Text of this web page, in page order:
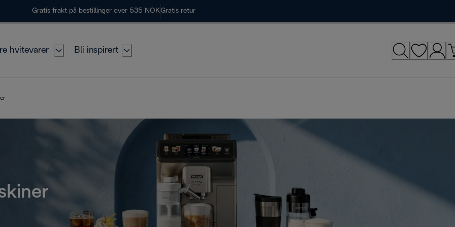
Gratis frakt på bestillinger over 535 NOKGratis retur
hvitevarer Bli inspirert